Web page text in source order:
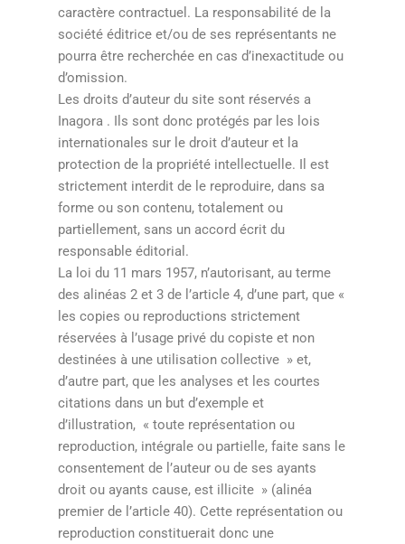
caractère contractuel. La responsabilité de la
société éditrice et/ou de ses représentants ne
pourra être recherchée en cas d’inexactitude ou
d’omission.
Les droits d’auteur du site sont réservés a
Inagora . Ils sont donc protégés par les lois
internationales sur le droit d’auteur et la
protection de la propriété intellectuelle. Il est
strictement interdit de le reproduire, dans sa
forme ou son contenu, totalement ou
partiellement, sans un accord écrit du
responsable éditorial.
La loi du 11 mars 1957, n’autorisant, au terme
des alinéas 2 et 3 de l’article 4, d’une part, que «
les copies ou reproductions strictement
réservées à l’usage privé du copiste et non
destinées à une utilisation collective » et,
d’autre part, que les analyses et les courtes
citations dans un but d’exemple et
d’illustration, « toute représentation ou
reproduction, intégrale ou partielle, faite sans le
consentement de l’auteur ou de ses ayants
droit ou ayants cause, est illicite » (alinéa
premier de l’article 40). Cette représentation ou
reproduction constituerait donc une